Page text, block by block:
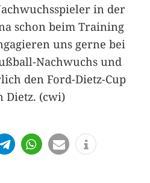
in der
schon beim Training
uns gerne bei
Nachwuchs und
den Ford-Dietz-Cup
Dietz. (cwi)